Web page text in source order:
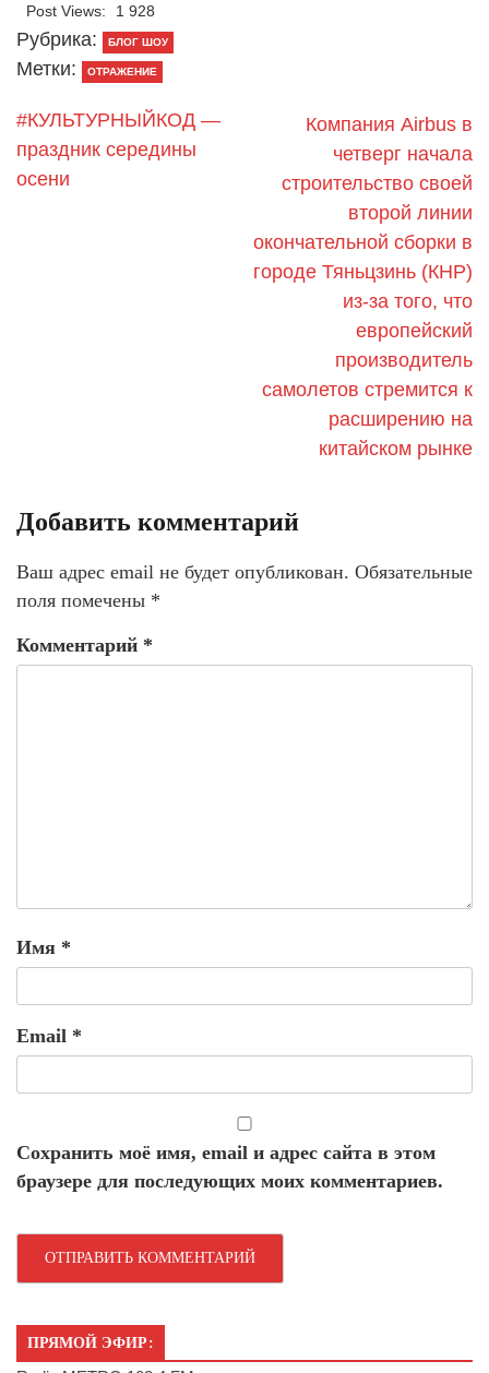
Post Views: 1 928
Рубрика: БЛОГ ШОУ
Метки: ОТРАЖЕНИЕ
#КУЛЬТУРНЫЙКОД —
праздник середины
осени
Компания Airbus в
четверг начала
строительство своей
второй линии
окончательной сборки в
городе Тяньцзинь (КНР)
из-за того, что
европейский
производитель
самолетов стремится к
расширению на
китайском рынке
Добавить комментарий
Ваш адрес email не будет опубликован. Обязательные
поля помечены *
Комментарий *
Имя *
Email *
Сохранить моё имя, email и адрес сайта в этом
браузере для последующих моих комментариев.
ПРЯМОЙ ЭФИР: